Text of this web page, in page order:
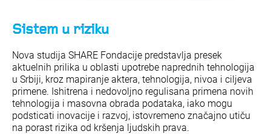
Sistem u riziku
Nova studija SHARE Fondacije predstavlja presek
aktuelnih prilika u oblasti upotrebe naprednih tehnologija
u Srbiji, kroz mapiranje aktera, tehnologija, nivoa i ciljeva
primene. Ishitrena i nedovoljno regulisana primena novih
tehnologija i masovna obrada podataka, iako mogu
podsticati inovacije i razvoj, istovremeno značajno utiču
na porast rizika od kršenja ljudskih prava.